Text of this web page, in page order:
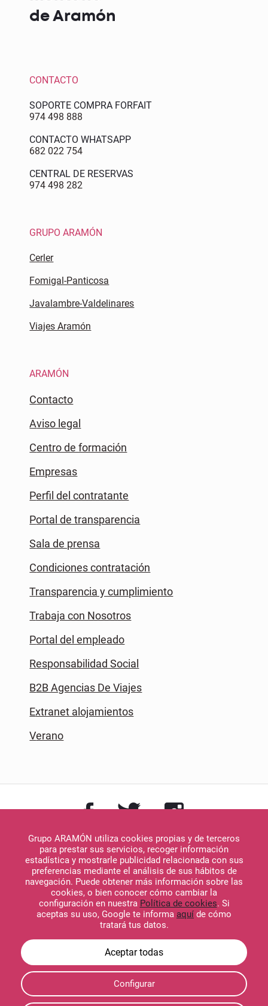
Grupo ARAMÓN utiliza cookies propias y de terceros
para prestar sus servicios, recoger información
estadística y mostrarle publicidad relacionada con sus
preferencias mediante el análisis de sus hábitos de
navegación. Puede obtener más información sobre las
cookies, o bien conocer cómo cambiar la
configuración en nuestra Política de cookies. Si
aceptas su uso, Google te informa aquí de cómo
tratará tus datos.
Configurar
de Aramón
CONTACTO
SOPORTE COMPRA FORFAIT
974 498 888
CONTACTO WHATSAPP
682 022 754
CENTRAL DE RESERVAS
974 498 282
GRUPO ARAMÓN
Cerler
Fomigal-Panticosa
Javalambre-Valdelinares
Viajes Aramón
ARAMÓN
Contacto
Aviso legal
Centro de formación
Empresas
Perfil del contratante
Portal de transparencia
Sala de prensa
Condiciones contratación
Transparencia y cumplimiento
Trabaja con Nosotros
Portal del empleado
Responsabilidad Social
B2B Agencias De Viajes
Extranet alojamientos
Verano
Descargar en
App Store
Descargar en
Google Play